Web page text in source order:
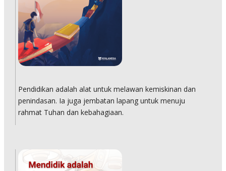
Pendidikan adalah alat untuk melawan kemiskinan dan
penindasan. Ia juga jembatan lapang untuk menuju
rahmat Tuhan dan kebahagiaan.